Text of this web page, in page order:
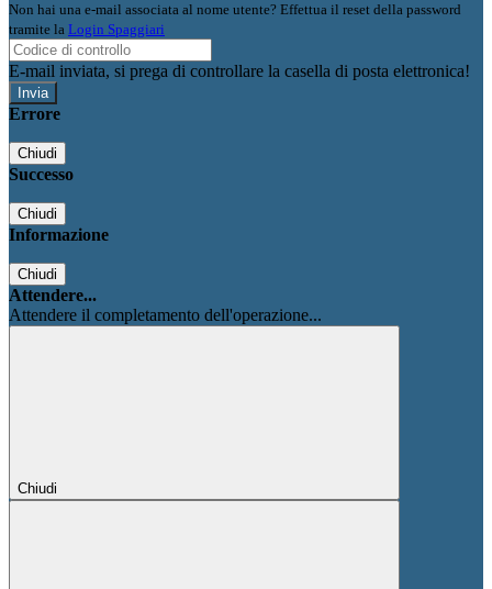
Non hai una e-mail associata al nome utente? Effettua il reset della password
tramite la Login Spaggiari
E-mail inviata, si prega di controllare la casella di posta elettronica!
Errore
Chiudi
Successo
Chiudi
Informazione
Chiudi
Attendere...
Attendere il completamento dell'operazione...
Chiudi